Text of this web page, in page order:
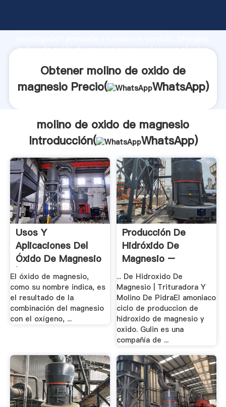
fuerte capacidad de producción, fuerza de
molino de oxido de magnesio proveedor crea el valor
Obtener molino de oxido de
magnesio Precio(
WhatsApp)
molino de oxido de magnesio
Introducción(
WhatsApp)
Usos Y
Aplicaciones Del
Óxido De Magnesio
| .
El óxido de magnesio,
como su nombre indica, es
el resultado de la
combinación del magnesio
con el oxígeno, ...
Producción De
Hidróxido De
Magnesio –
Trituradora
... De Hidroxido De
Magnesio | Trituradora Y
Molino De PidraEl amoniaco
ciclo de produccion de
hidroxido de magnesio y
oxido. Gulin es una
compañía de ...